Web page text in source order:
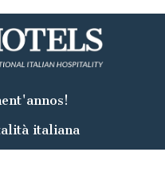
italiana